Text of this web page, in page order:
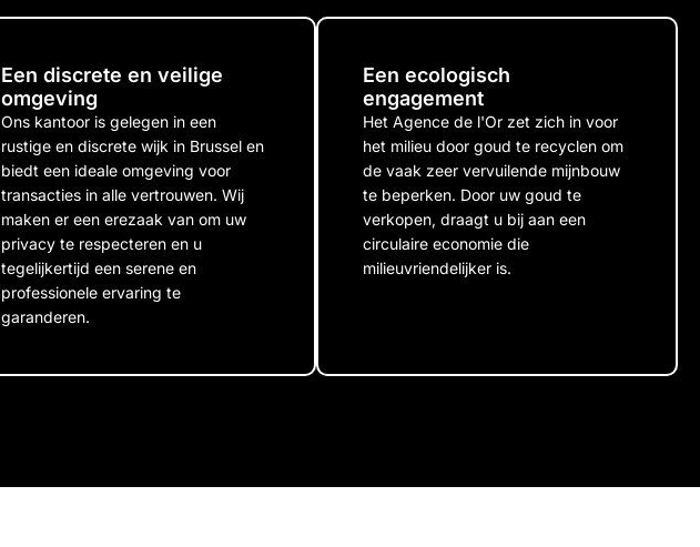
Een discrete en veilige
omgeving
Ons kantoor is gelegen in een
rustige en discrete wijk in Brussel en
biedt een ideale omgeving voor
transacties in alle vertrouwen. Wij
maken er een erezaak van om uw
privacy te respecteren en u
tegelijkertijd een serene en
professionele ervaring te
garanderen.
Een ecologisch
engagement
Het Agence de l'Or zet zich in voor
het milieu door goud te recyclen om
de vaak zeer vervuilende mijnbouw
te beperken. Door uw goud te
verkopen, draagt u bij aan een
circulaire economie die
milieuvriendelijker is.